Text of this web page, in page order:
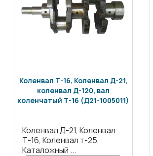
Коленвал Т-16, Коленвал Д-21,
коленвал Д-120, вал
коленчатый Т-16 (Д21-1005011)
Коленвал Д-21, Коленвал
Т-16, Коленвал т-25,
Каталожный ...